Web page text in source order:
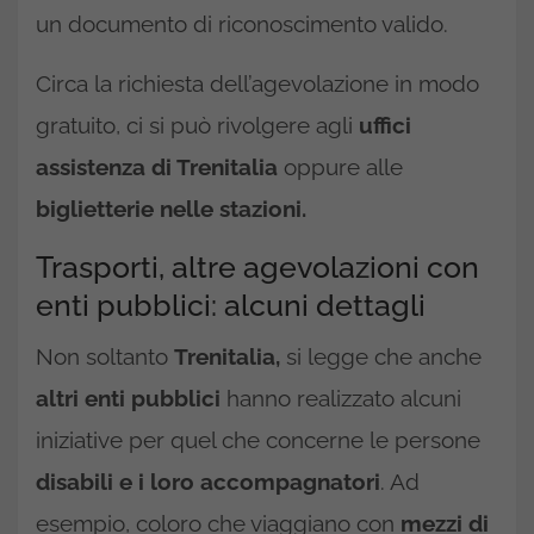
un documento di riconoscimento valido.
Circa la richiesta dell’agevolazione in modo
gratuito, ci si può rivolgere agli uffici
assistenza di Trenitalia oppure alle
biglietterie nelle stazioni.
Trasporti, altre agevolazioni con
enti pubblici: alcuni dettagli
Non soltanto Trenitalia, si legge che anche
altri enti pubblici hanno realizzato alcuni
iniziative per quel che concerne le persone
disabili e i loro accompagnatori. Ad
esempio, coloro che viaggiano con mezzi di